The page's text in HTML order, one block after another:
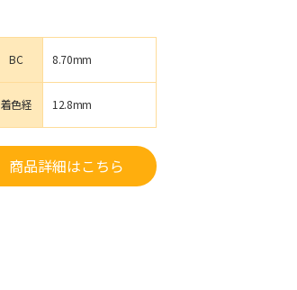
BC 8.70mm
着色経 12.8mm
商品詳細はこちら